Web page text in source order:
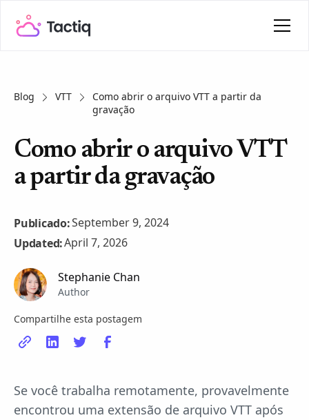
Blog VTT
Como abrir o arquivo VTT a partir da
gravação
Como abrir o arquivo VTT
a partir da gravação
Publicado:September 9, 2024
Updated:April 7, 2026
Stephanie Chan
Author
Compartilhe esta postagem
Se você trabalha remotamente, provavelmente
encontrou uma extensão de arquivo VTT após